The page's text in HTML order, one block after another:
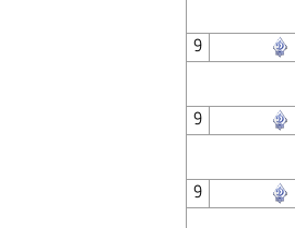
9
9
9